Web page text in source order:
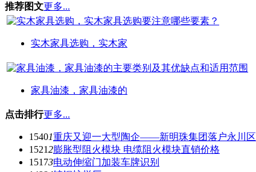
推荐图文更多...
实木家具选购，实木家
家具油漆，家具油漆的
点击排行更多...
15401重庆又迎一大型陶企——新明珠集团落户永川区
15212膨胀型阻火模块 电缆阻火模块直销价格
15173电动伸缩门加装车牌识别